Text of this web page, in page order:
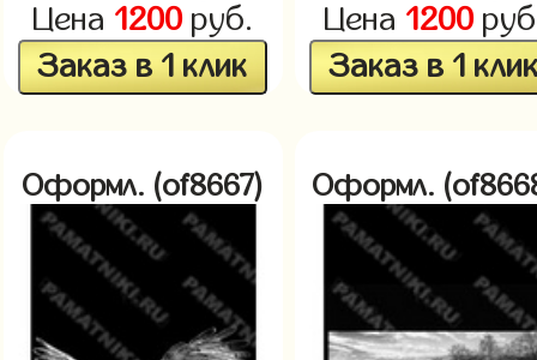
Цена 1200руб.
Заказ в 1 клик
Цена 1200
Заказ в 1
Оформл. (of8667) Оформл.